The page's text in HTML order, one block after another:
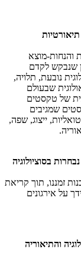
תיאורטיות
והנחות-מוצא
שנבקש לקדם
נובעת, תלויה,
שבעולם
של טקסטים
שמגיבים
ייצוג, שפה,
נבחרות בסוציולוגיה
זמננו, תוך קריאת
על אירגונים
והתיאוריה